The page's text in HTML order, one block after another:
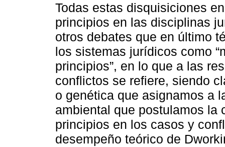
Todas estas disquisiciones
principios en las disciplinas
otros debates que en último
los sistemas jurídicos como
principios”, en lo que a las
conflictos se refiere, siendo
o genética que asignamos a
ambiental que postulamos la
principios en los casos y
desempeño teórico de